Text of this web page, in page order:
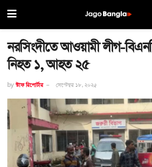
নরসিংদীতে আওয়ামী লীগ-
নিহত ১, আহত ২৫
by স্টাফ রিপোর্টার সেপ্টেম্বর ১৮, ২০২৫